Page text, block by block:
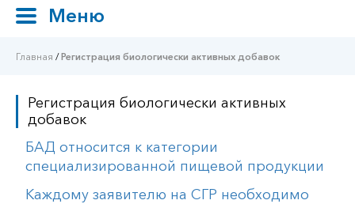
ToggleМеню
Главная /Регистрация биологически активных добавок
Регистрация биологически активных
добавок
БАД относится к категории
специализированной пищевой продукции
Каждому заявителю на СГР необходимо